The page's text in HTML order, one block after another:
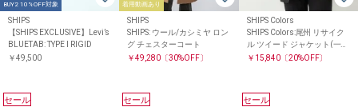
BUY2 10%OFF対象
SHIPS
【SHIPS EXCLUSIVE】Levi’s
BLUETAB: TYPE I RIGID
￥49,500
着用動画あり
SHIPS
SHIPS: ウール/カシミヤ ロン
グ チェスターコート
￥49,280 〔30%OFF〕
SHIPS Colors
SHIPS Colors:尾州 リサイク
ル ツイード ジャケット(一部
セットアップ対応)
￥15,840〔20%OFF〕
セール セール セール